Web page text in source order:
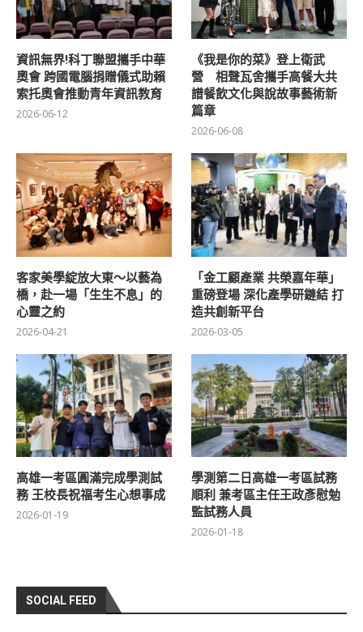
資訊無界!科丁聯盟攜手中華
奧會 跨國電腦捐贈儀式助賴
索托奧會推動青年資訊教育
2026-06-12
《我是你的菜》登上衛武
營 相聲瓦舍攜手高餐大共
譜餐飲文化與說故事藝術新
篇章
2026-06-08
客家美學綻放大東～以藝為
橋，赴一場「生生不息」的
心靈之約
2026-04-21
「金工顧產業 共榮嘉年華」
重磅登場 深化產學研鏈結 打
造共創新平台
2026-03-05
高雄一考區圓滿完成學測試
務 王校長祝福考生心想事成
2026-01-19
學測第二日高雄一考區試務
順利 兼考區主任王政彥慰勉
監試務人員
2026-01-18
SOCIAL FEED